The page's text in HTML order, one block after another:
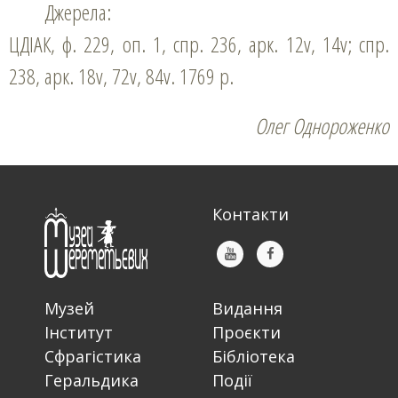
Джерела:
ЦДІАК, ф. 229, оп. 1, спр. 236, арк. 12v, 14v; спр.
238, арк. 18v, 72v, 84v. 1769 р.
Олег Однороженко
Контакти
Музей
Інститут
Сфрагістика
Геральдика
Видання
Проєкти
Бібліотека
Події